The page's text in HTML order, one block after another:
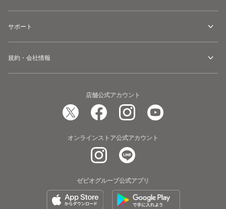
サポート
規約・会社情報
店舗公式アカウント
オンラインストア公式アカウント
ゼビオグループ公式アプリ